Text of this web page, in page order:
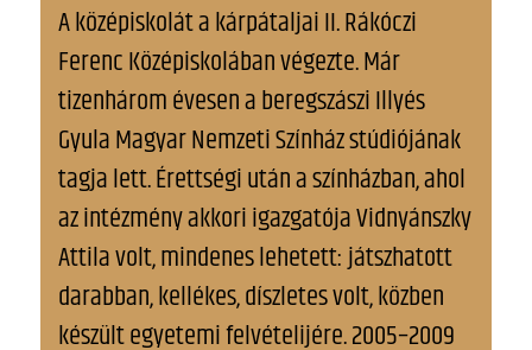
A középiskolát a kárpátaljai II. Rákóczi
Ferenc Középiskolában végezte. Már
tizenhárom évesen a beregszászi Illyés
Gyula Magyar Nemzeti Színház stúdiójának
tagja lett. Érettségi után a színházban, ahol
az intézmény akkori igazgatója Vidnyánszky
Attila volt, mindenes lehetett: játszhatott
darabban, kellékes, díszletes volt, közben
készült egyetemi felvételijére. 2005–2009